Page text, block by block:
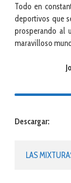
Todo en
deportivos que
prosperando al
maravilloso
Descargar:
LAS